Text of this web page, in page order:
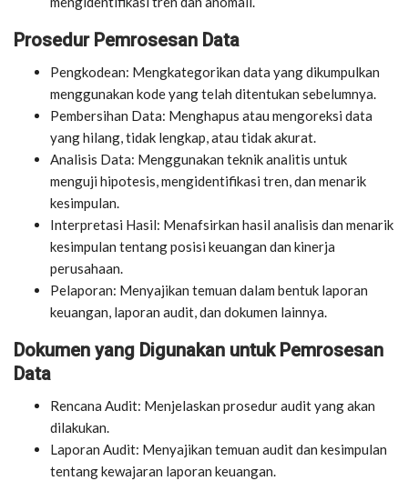
Prosedur Pemrosesan Data
Pengkodean: Mengkategorikan data yang dikumpulkan
menggunakan kode yang telah ditentukan sebelumnya.
Pembersihan Data: Menghapus atau mengoreksi data
yang hilang, tidak lengkap, atau tidak akurat.
Analisis Data: Menggunakan teknik analitis untuk
menguji hipotesis, mengidentifikasi tren, dan menarik
kesimpulan.
Interpretasi Hasil: Menafsirkan hasil analisis dan menarik
kesimpulan tentang posisi keuangan dan kinerja
perusahaan.
Pelaporan: Menyajikan temuan dalam bentuk laporan
keuangan, laporan audit, dan dokumen lainnya.
Dokumen yang Digunakan untuk Pemrosesan
Data
Rencana Audit: Menjelaskan prosedur audit yang akan
dilakukan.
Laporan Audit: Menyajikan temuan audit dan kesimpulan
tentang kewajaran laporan keuangan.